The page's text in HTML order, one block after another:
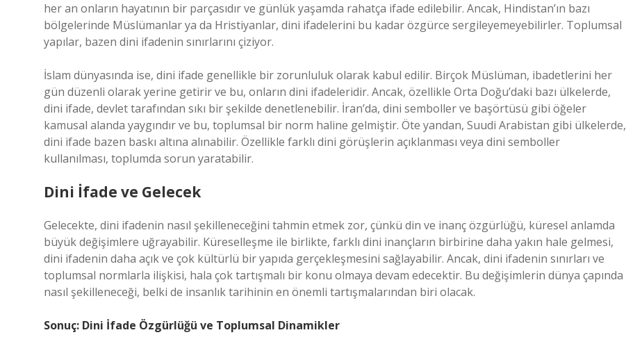
her an onların hayatının bir parçasıdır ve günlük yaşamda rahatça ifade edilebilir. Ancak, Hindistan’ın bazı
bölgelerinde Müslümanlar ya da Hristiyanlar, dini ifadelerini bu kadar özgürce sergileyemeyebilirler. Toplumsal
yapılar, bazen dini ifadenin sınırlarını çiziyor.
İslam dünyasında ise, dini ifade genellikle bir zorunluluk olarak kabul edilir. Birçok Müslüman, ibadetlerini her
gün düzenli olarak yerine getirir ve bu, onların dini ifadeleridir. Ancak, özellikle Orta Doğu’daki bazı ülkelerde,
dini ifade, devlet tarafından sıkı bir şekilde denetlenebilir. İran’da, dini semboller ve başörtüsü gibi öğeler
kamusal alanda yaygındır ve bu, toplumsal bir norm haline gelmiştir. Öte yandan, Suudi Arabistan gibi ülkelerde,
dini ifade bazen baskı altına alınabilir. Özellikle farklı dini görüşlerin açıklanması veya dini semboller
kullanılması, toplumda sorun yaratabilir.
Dini İfade ve Gelecek
Gelecekte, dini ifadenin nasıl şekilleneceğini tahmin etmek zor, çünkü din ve inanç özgürlüğü, küresel anlamda
büyük değişimlere uğrayabilir. Küreselleşme ile birlikte, farklı dini inançların birbirine daha yakın hale gelmesi,
dini ifadenin daha açık ve çok kültürlü bir yapıda gerçekleşmesini sağlayabilir. Ancak, dini ifadenin sınırları ve
toplumsal normlarla ilişkisi, hala çok tartışmalı bir konu olmaya devam edecektir. Bu değişimlerin dünya çapında
nasıl şekilleneceği, belki de insanlık tarihinin en önemli tartışmalarından biri olacak.
Sonuç: Dini İfade Özgürlüğü ve Toplumsal Dinamikler